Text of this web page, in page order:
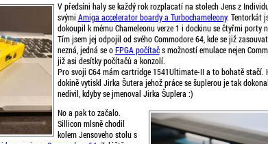
V předsíni haly se každý rok rozplacatí na stolech Jens z
svými Amiga accelerator boardy a Turbochameleony. Tentorkát
dokoupil k mému Chameleonu verze 1 i dockinu se čtyřmi porty
Tím jsem jej odpojil od svého Commodore 64, kde se již
nezná, jedná se oFPGA počítačs možností emulace nejen
již asi desítky počítačů a konzolí.
Pro svoji C64 mám cartridge 1541Ultimate-II a to bohatě stačí.
dokině vytiskl Jirka Šutera jehož práce se šuplerou je tak
nedivil, kdyby se jmenoval Jirka Šuplera :)
No a pak to začalo.
Sillicon mlsně chodil
kolem Jensoveho stolu s